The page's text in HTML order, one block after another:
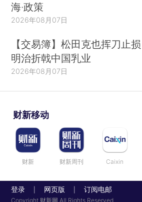
海·政策
2026年08月07日
【交易簿】松田克也挥刀止损
明治折戟中国乳业
2026年08月07日
财新移动
财新 财新周刊 Caixin
登录 网页版 订阅电邮
Copyright 财新网 All Rights Reserved